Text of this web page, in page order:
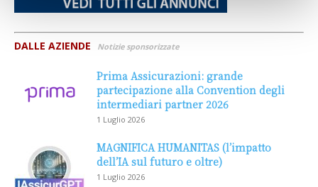
DALLE AZIENDE Notizie sponsorizzate
Prima Assicurazioni: grande
partecipazione alla Convention degli
intermediari partner 2026
1 Luglio 2026
MAGNIFICA HUMANITAS (l’impatto
dell’IA sul futuro e oltre)
1 Luglio 2026